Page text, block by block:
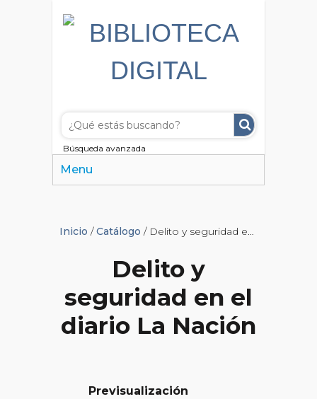
Búsqueda avanzada
Menu
Inicio /Catálogo / Delito y seguridad en el diario La Nación
Delito y
seguridad en el
diario La Nación
Previsualización